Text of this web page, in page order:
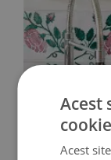
Acest
Acest